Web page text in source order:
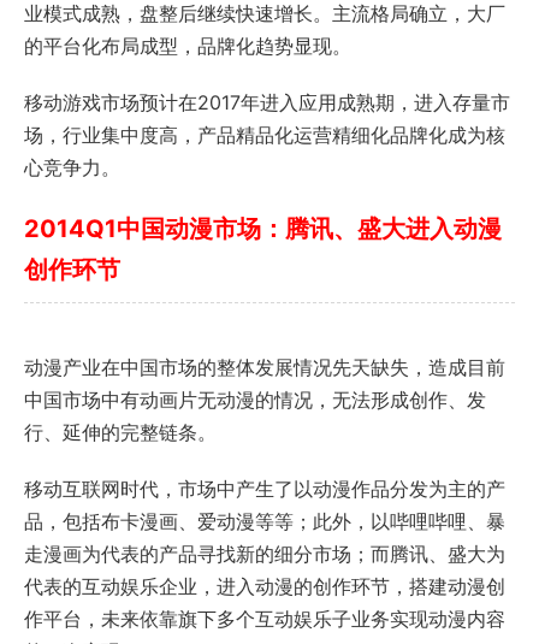
业模式成熟，盘整后继续快速增长。主流格局确立，大厂
的平台化布局成型，品牌化趋势显现。
移动游戏市场预计在2017年进入应用成熟期，进入存量市
场，行业集中度高，产品精品化运营精细化品牌化成为核
心竞争力。
2014Q1中国动漫市场：腾讯、盛大进入动漫
创作环节
动漫产业在中国市场的整体发展情况先天缺失，造成目前
中国市场中有动画片无动漫的情况，无法形成创作、发
行、延伸的完整链条。
移动互联网时代，市场中产生了以动漫作品分发为主的产
品，包括布卡漫画、爱动漫等等；此外，以哔哩哔哩、暴
走漫画为代表的产品寻找新的细分市场；而腾讯、盛大为
代表的互动娱乐企业，进入动漫的创作环节，搭建动漫创
作平台，未来依靠旗下多个互动娱乐子业务实现动漫内容